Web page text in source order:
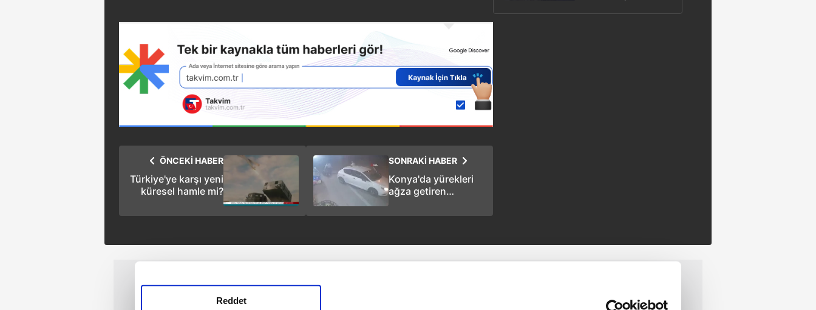
Reddet
SONRAKİ HABER
Konya'da yürekleri
ağza getiren
ÖNCEKİ HABER
Türkiye'ye karşı yeni
küresel hamle mi?